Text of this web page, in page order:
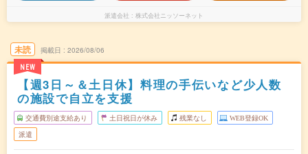
派遣会社 株式会社ニッソーネット
未読
NEW
掲載日 2026/08/06
【週3日～＆土日休】料理の手伝いなど少人数
の施設で自立を支援
交通費別途支給あり 土日祝日が休み 残業なし WEB登録OK
派遣